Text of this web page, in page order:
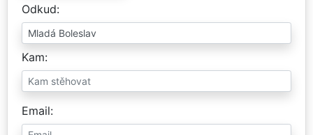
Odkud
Kam
Email